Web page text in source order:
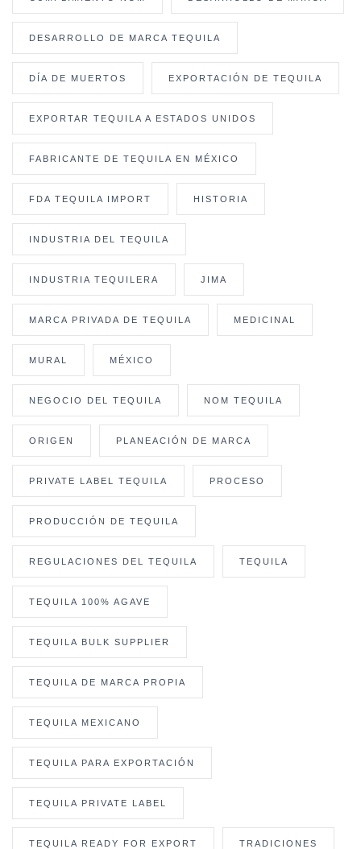
DESARROLLO DE MARCA TEQUILA
DÍA DE MUERTOS EXPORTACIÓN DE TEQUILA
EXPORTAR TEQUILA A ESTADOS UNIDOS
FABRICANTE DE TEQUILA EN MÉXICO
FDA TEQUILA IMPORT HISTORIA
INDUSTRIA DEL TEQUILA
INDUSTRIA TEQUILERA JIMA
MARCA PRIVADA DE TEQUILA MEDICINAL
MURAL MÉXICO
NEGOCIO DEL TEQUILA NOM TEQUILA
ORIGEN PLANEACIÓN DE MARCA
PRIVATE LABEL TEQUILA PROCESO
PRODUCCIÓN DE TEQUILA
REGULACIONES DEL TEQUILA TEQUILA
TEQUILA 100% AGAVE
TEQUILA BULK SUPPLIER
TEQUILA DE MARCA PROPIA
TEQUILA MEXICANO
TEQUILA PARA EXPORTACIÓN
TEQUILA PRIVATE LABEL
TEQUILA READY FOR EXPORT TRADICIONES